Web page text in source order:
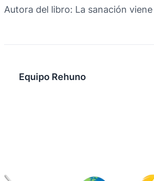
Autora del libro: La sanación
Equipo Rehuno